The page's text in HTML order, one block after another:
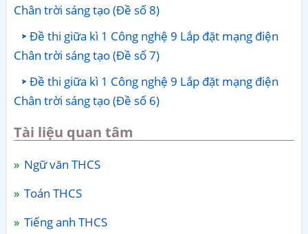
Chân trời sáng tạo (Đề số 8)
Đề thi giữa kì 1 Công nghệ 9 Lắp đặt mạng điện
Chân trời sáng tạo (Đề số 7)
Đề thi giữa kì 1 Công nghệ 9 Lắp đặt mạng điện
Chân trời sáng tạo (Đề số 6)
Tài liệu quan tâm
Ngữ văn THCS
Toán THCS
Tiếng anh THCS